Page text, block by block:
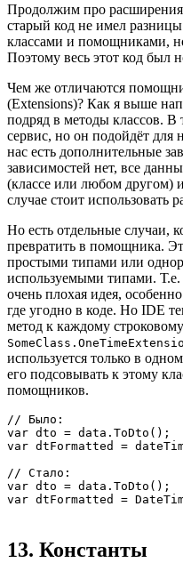
Продолжим про
старый код не имел
классами и помощниками,
Поэтому весь этот код был
Чем же отличаются
(Extensions)? Как я выше
подряд в методы классов. В
сервис, но он подойдёт для
нас есть дополнительные
зависимостей нет, все
(классе или любом другом)
случае стоит использовать
Но есть отдельные случаи,
превратить в помощника.
простыми типами или
используемыми типами. Т.е.
очень плохая идея,
где угодно в коде. Но IDE
метод к каждому
используется только в
его подсовывать к этому
помощников.
// Было:
var dto = data.ToDto();  //
var dtFormatted =
// Стало:
var dto = data.ToDto();  //
var dtFormatted =
13. Константы